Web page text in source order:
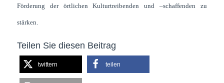
Förderung der örtlichen Kulturtreibenden und –schaffenden zu
stärken.
Teilen Sie diesen Beitrag
twittern teilen